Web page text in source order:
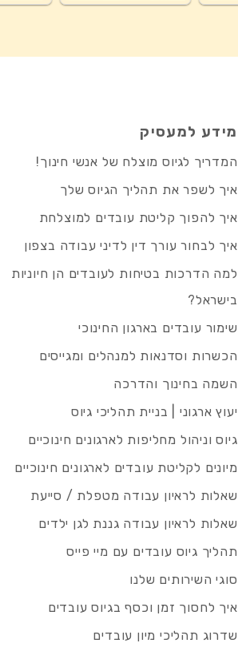
מידע למעסיק
המדריך לגיוס מוצלח של אנשי חינוך!
איך לשפר את תהליך הגיוס שלך
איך להפוך קליטת עובדים למוצלחת
איך לבחור עורך דין לדיני עבודה בצפון
למה הדרכות בטיחות לעובדים הן חיוניות
בישראל?
שימור עובדים בארגון החינוכי
הכשרות וסדנאות למנהלים ומגייסים
השמה בחינוך והדרכה
יעוץ ארגוני | בניית תהליכי גיוס
גיוס וניהול מחליפות לארגונים חינוכיים
מיונים לקליטת עובדים לארגונים חינוכיים
שאלות לראיון עבודה מטפלת / סייעת
שאלות לראיון עבודה גננת לגן ילדים
תהליך גיוס עובדים עם מיי פייס
סוגי השירותים שלנו
איך לחסוך זמן וכסף בגיוס עובדים
שדרוג תהליכי מיון עובדים